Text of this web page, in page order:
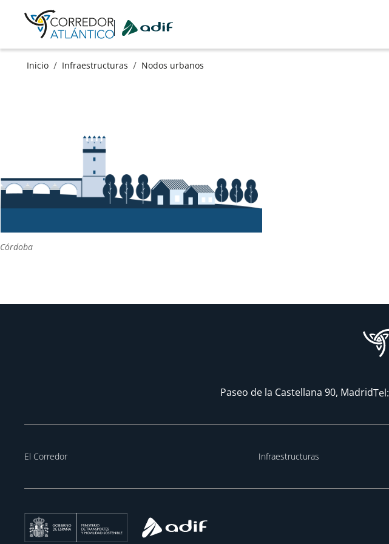
Ir a contenido principal
Inicio / Infraestructuras / Nodos urbanos
Córdoba
Paseo de la Castellana 90, MadridTel:
El Corredor Infraestructuras